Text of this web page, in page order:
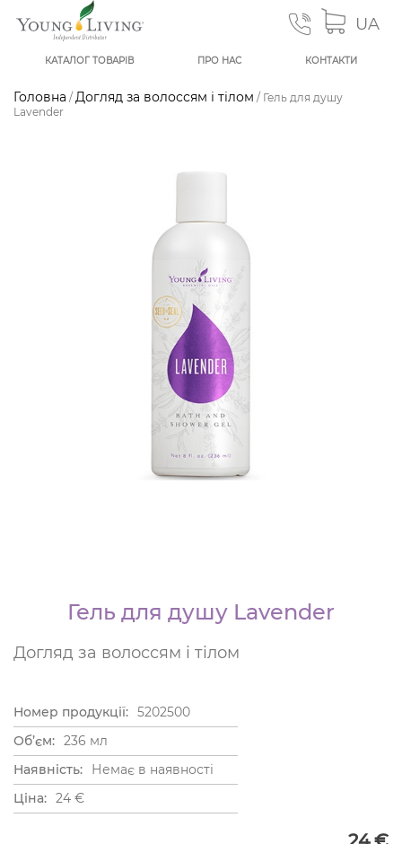
КАТАЛОГ ТОВАРІВ ПРО НАС КОНТАКТИ
UA
Головна / Догляд за волоссям і тілом / Гель для душу
Lavender
Гель для душу Lavender
Догляд за волоссям і тілом
Номер продукції: 5202500
Об’єм: 236 мл
Наявність:
Немає в наявності
Ціна: 24 €